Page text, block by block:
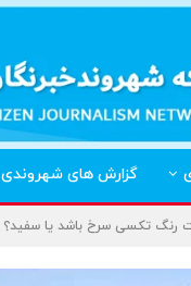
گزارش های شهروندی
رنگ تکسی سرخ باشد یا سفید؟